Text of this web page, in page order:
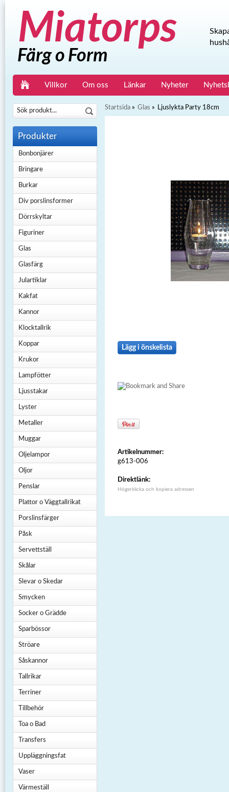
Villkor Om oss Länkar Nyheter
Produkter
Bonbonjärer
Bringare
Burkar
Div porslinsformer
Dörrskyltar
Figuriner
Glas
Glasfärg
Julartiklar
Kakfat
Kannor
Klocktallrik
Koppar
Krukor
Lampfötter
Ljusstakar
Lyster
Metaller
Muggar
Oljelampor
Oljor
Penslar
Plattor o Väggtallrikat
Porslinsfärger
Påsk
Servettställ
Skålar
Slevar o Skedar
Smycken
Socker o Grädde
Sparbössor
Ströare
Såskannor
Tallrikar
Terriner
Tillbehör
Toa o Bad
Transfers
Uppläggningsfat
Vaser
Värmeställ
Startsida » Glas » Ljuslykta Party 18cm
Lägg i önskelista
Artikelnummer:
g613-006
Direktlänk:
Högerklicka och kopiera adressen